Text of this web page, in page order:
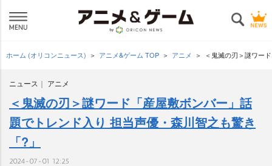
ホーム (オリコンニュース) アニメ&ゲーム TOP アニメ ＜鬼滅の刃＞謎ワー
ニュース アニメ
＜鬼滅の刃＞謎ワード「産屋敷ボンバー」話
題でトレンド入り 担当声優・森川智之も驚き
「?」
2024-07-01 12:25